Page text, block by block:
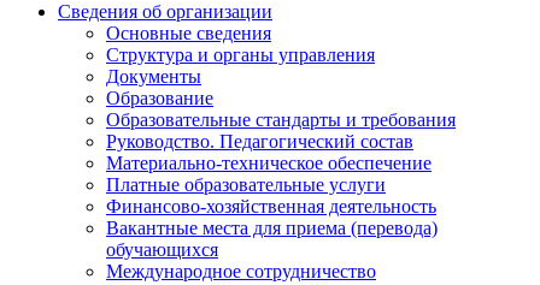
Сведения об организации
Основные сведения
Структура и органы управления
Документы
Образование
Образовательные стандарты и требования
Руководство. Педагогический состав
Материально-техническое обеспечение
Платные образовательные услуги
Финансово-хозяйственная деятельность
Вакантные места для приема (перевода)
обучающихся
Международное сотрудничество